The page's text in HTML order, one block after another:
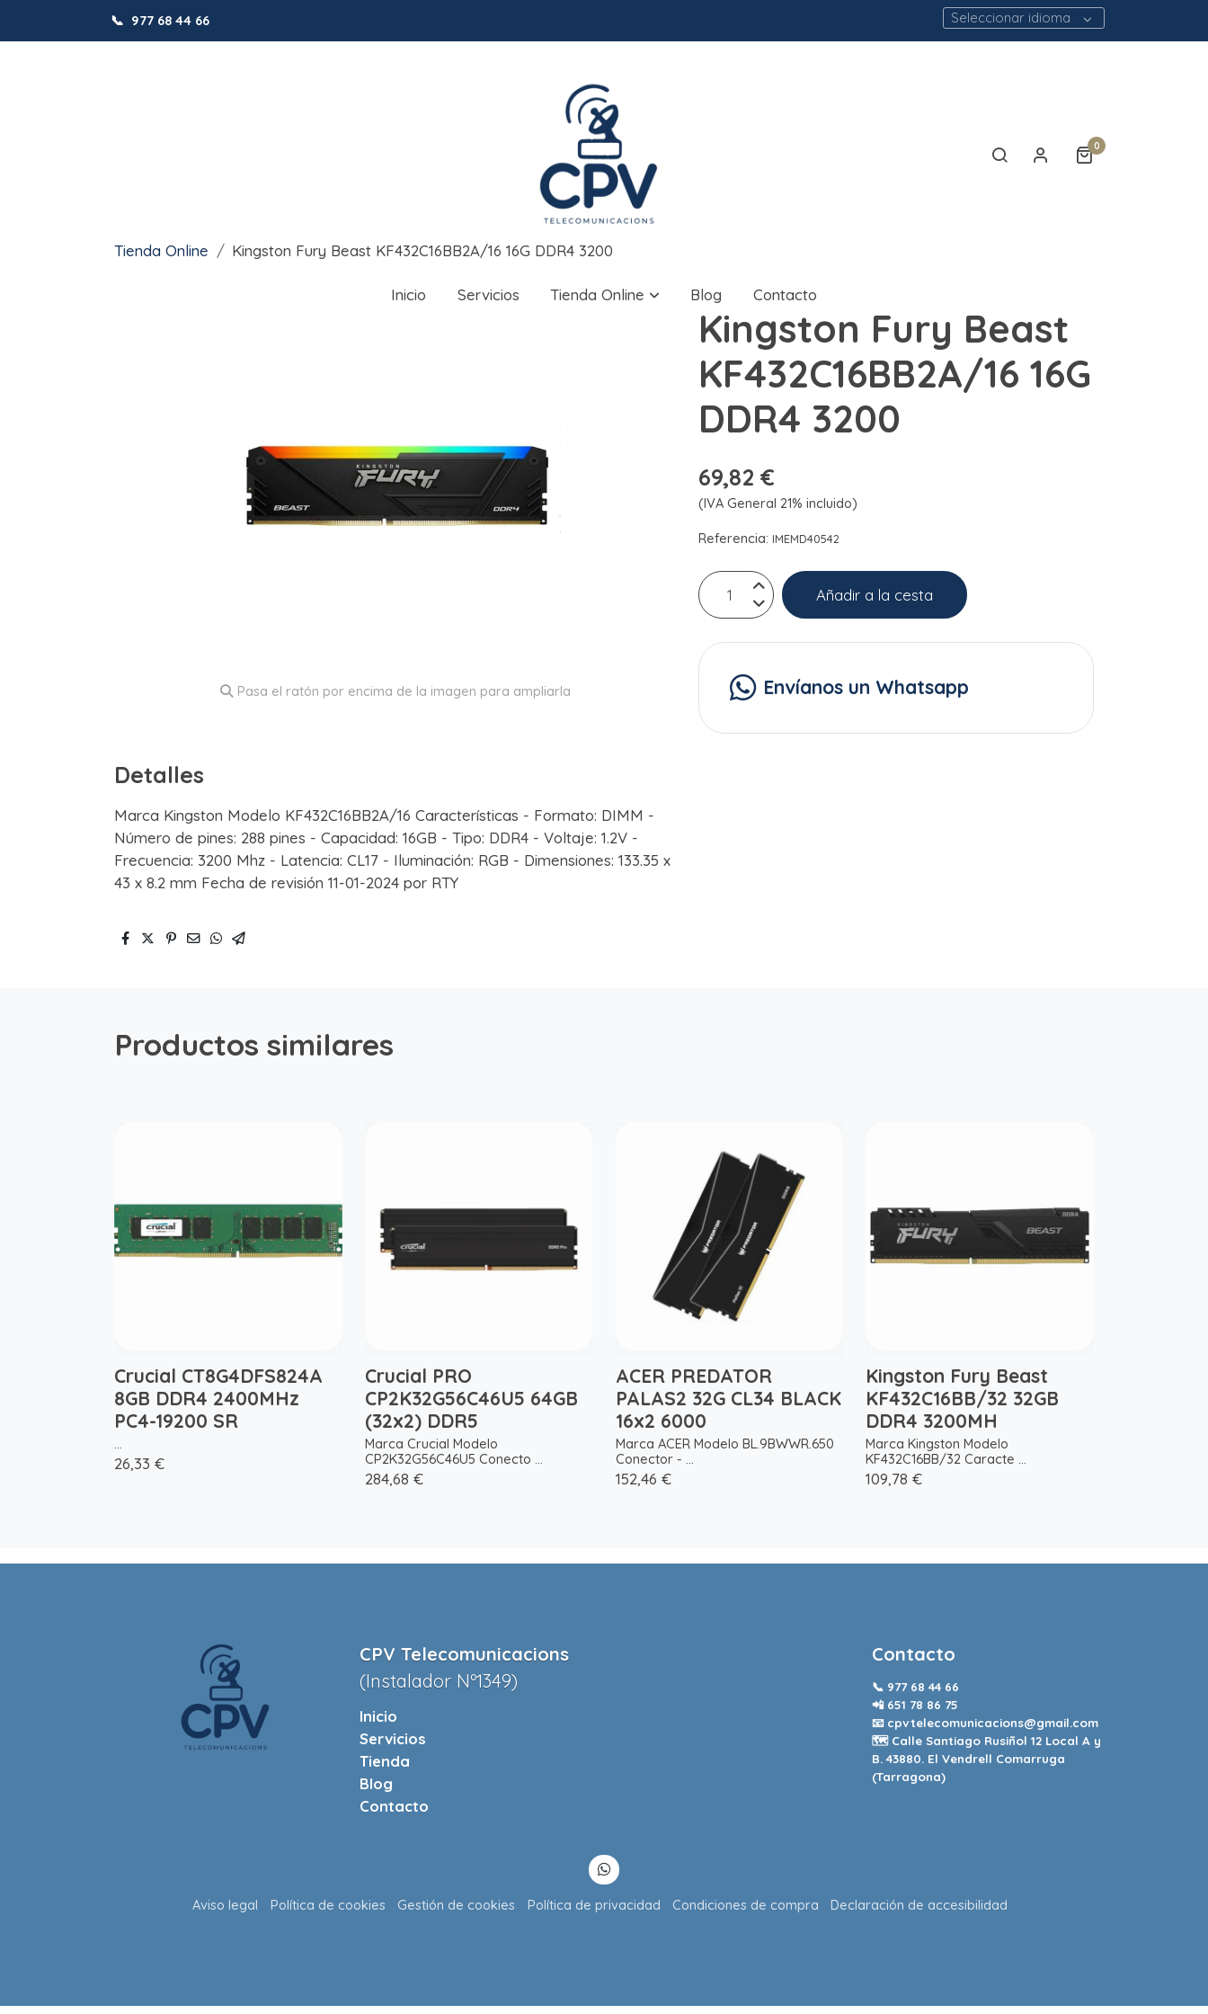
📞 977 68 44 66 Seleccionar idioma
0
Inicio Servicios Tienda Online Blog Contacto
Tienda Online Kingston Fury Beast KF432C16BB2A/16 16G DDR4 3200
Pasa el ratón por encima de la imagen para ampliarla
Detalles
Marca Kingston Modelo KF432C16BB2A/16 Características - Formato: DIMM -
Número de pines: 288 pines - Capacidad: 16GB - Tipo: DDR4 - Voltaje: 1.2V -
Frecuencia: 3200 Mhz - Latencia: CL17 - Iluminación: RGB - Dimensiones: 133.35 x
43 x 8.2 mm Fecha de revisión 11-01-2024 por RTY
Kingston Fury Beast
KF432C16BB2A/16 16G
DDR4 3200
69,82 €
(IVA General 21% incluido)
Referencia: IMEMD40542
Añadir a la cesta
Envíanos un Whatsapp
Productos similares
Crucial CT8G4DFS824A
8GB DDR4 2400MHz
PC4-19200 SR
...
26,33 €
Crucial PRO
CP2K32G56C46U5 64GB
(32x2) DDR5
Marca Crucial Modelo
CP2K32G56C46U5 Conecto ...
284,68 €
ACER PREDATOR
PALAS2 32G CL34 BLACK
16x2 6000
Marca ACER Modelo BL.9BWWR.650
Conector - ...
152,46 €
Kingston Fury Beast
KF432C16BB/32 32GB
DDR4 3200MH
Marca Kingston Modelo
KF432C16BB/32 Caracte ...
109,78 €
CPV Telecomunicacions
(Instalador Nº1349)
Inicio
Servicios
Tienda
Blog
Contacto
Contacto
📞 977 68 44 66
📲 651 78 86 75
📧 cpvtelecomunicacions@gmail.com
🗺️ Calle Santiago Rusiñol 12 Local A y
B. 43880. El Vendrell Comarruga
(Tarragona)
Aviso legal Política de cookies Gestión de cookies Política de privacidad Condiciones de compra Declaración de accesibilidad